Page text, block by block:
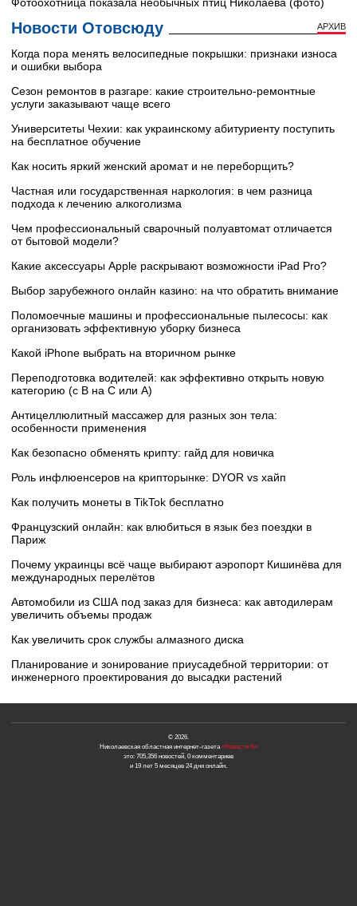
Новости Отовсюду АРХИВ
Когда пора менять велосипедные покрышки: признаки износа
и ошибки выбора
Сезон ремонтов в разгаре: какие строительно-ремонтные
услуги заказывают чаще всего
Университеты Чехии: как украинскому абитуриенту поступить
на бесплатное обучение
Как носить яркий женский аромат и не переборщить?
Частная или государственная наркология: в чем разница
подхода к лечению алкоголизма
Чем профессиональный сварочный полуавтомат отличается
от бытовой модели?
Какие аксессуары Apple раскрывают возможности iPad Pro?
Выбор зарубежного онлайн казино: на что обратить внимание
Поломоечные машины и профессиональные пылесосы: как
организовать эффективную уборку бизнеса
Какой iPhone выбрать на вторичном рынке
Переподготовка водителей: как эффективно открыть новую
категорию (с B на C или А)
Антицеллюлитный массажер для разных зон тела:
особенности применения
Как безопасно обменять крипту: гайд для новичка
Роль инфлюенсеров на крипторынке: DYOR vs хайп
Как получить монеты в TikTok бесплатно
Французский онлайн: как влюбиться в язык без поездки в
Париж
Почему украинцы всё чаще выбирают аэропорт Кишинёва для
международных перелётов
Автомобили из США под заказ для бизнеса: как автодилерам
увеличить объемы продаж
Как увеличить срок службы алмазного диска
Планирование и зонирование приусадебной территории: от
инженерного проектирования до высадки растений
© 2026.
Николаевская областная интернет-газета «Новости N»
это: 705,356 новостей, 0 комментариев
и 19 лет 5 месяцев 24 дня онлайн.